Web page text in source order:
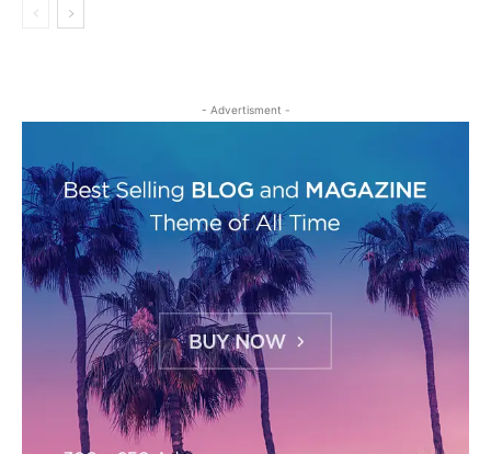
- Advertisment -